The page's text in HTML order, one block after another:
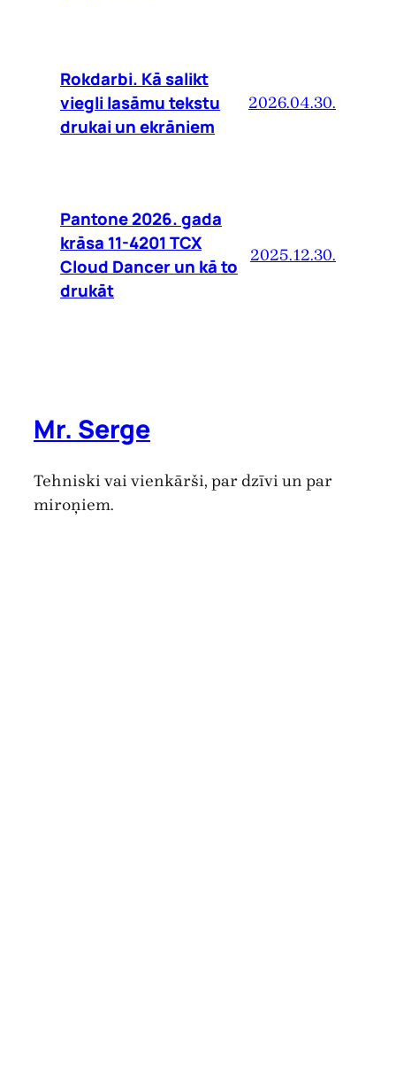
Rokdarbi. Kā salikt
viegli lasāmu tekstu
drukai un ekrāniem
2026.04.30.
Pantone 2026. gada
krāsa 11-4201 TCX
Cloud Dancer un kā to
drukāt
2025.12.30.
Mr. Serge
Tehniski vai vienkārši, par dzīvi un par
miroņiem.